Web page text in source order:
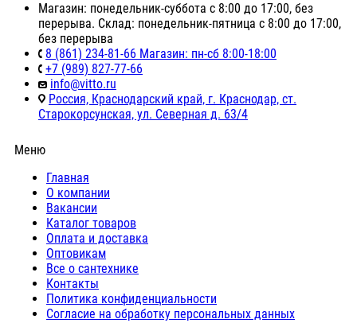
Магазин: понедельник-суббота с 8:00 до 17:00, без
перерыва. Склад: понедельник-пятница с 8:00 до 17:00,
без перерыва
8 (861) 234-81-66 Магазин: пн-сб 8:00-18:00
+7 (989) 827-77-66
info@vitto.ru
Россия, Краснодарский край, г. Краснодар, ст.
Старокорсунская, ул. Северная д. 63/4
Меню
Главная
О компании
Вакансии
Каталог товаров
Оплата и доставка
Оптовикам
Все о сантехнике
Контакты
Политика конфиденциальности
Согласие на обработку персональных данных